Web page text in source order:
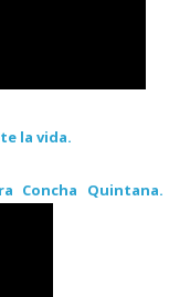
la vida.
Concha Quintana.